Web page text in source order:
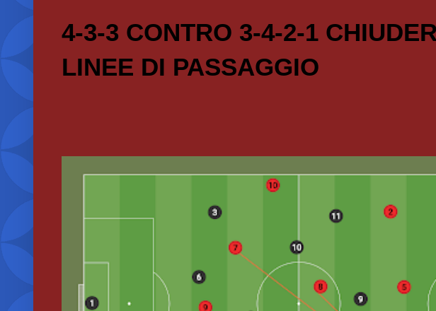
4-3-3 CONTRO 3-4-2-1
LINEE DI PASSAGGIO